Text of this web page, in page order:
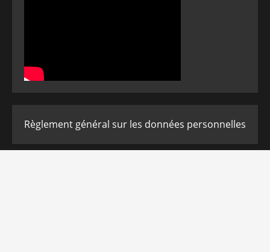
Règlement général sur les données personnelles